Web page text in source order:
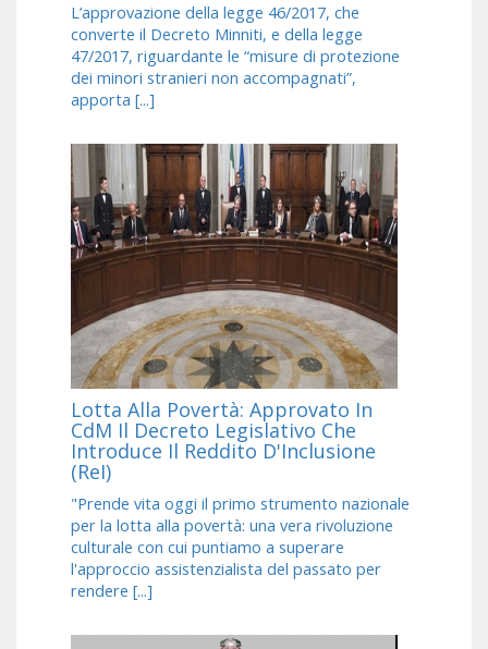
L’approvazione della legge 46/2017, che
converte il Decreto Minniti, e della legge
47/2017, riguardante le “misure di protezione
dei minori stranieri non accompagnati”,
apporta [...]
Lotta Alla Povertà: Approvato In
CdM Il Decreto Legislativo Che
Introduce Il Reddito D'Inclusione
(ReI)
"Prende vita oggi il primo strumento nazionale
per la lotta alla povertà: una vera rivoluzione
culturale con cui puntiamo a superare
l'approccio assistenzialista del passato per
rendere [...]